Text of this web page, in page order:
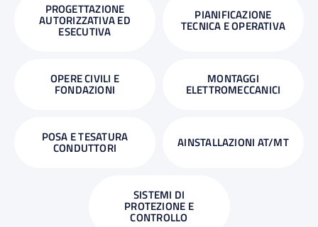
PROGETTAZIONE
AUTORIZZATIVA ED
ESECUTIVA
PIANIFICAZIONE
TECNICA E OPERATIVA
OPERE CIVILI E
FONDAZIONI
MONTAGGI
ELETTROMECCANICI
POSA E TESATURA
CONDUTTORI AINSTALLAZIONI AT/MT
SISTEMI DI
PROTEZIONE E
CONTROLLO